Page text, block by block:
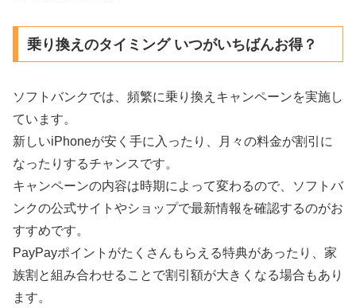
乗り換えのタイミング いつがいちばんお得？
ソフトバンクでは、頻繁に乗り換えキャンペーンを実施し
ています。
新しいiPhoneが安く手に入ったり、月々の料金が割引に
なったりするチャンスです。
キャンペーンの内容は時期によって変わるので、ソフトバ
ンクの公式サイトやショップで最新情報を確認するのがお
すすめです。
PayPayポイントがたくさんもらえる特典があったり、家
族割と組み合わせることで割引額が大きくなる場合もあり
ます。